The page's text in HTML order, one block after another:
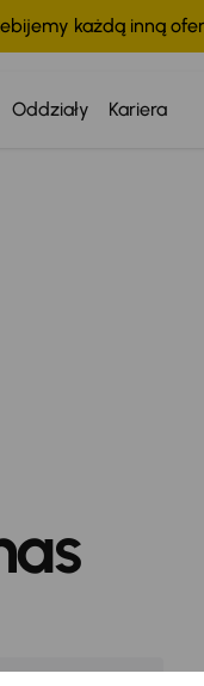
każdą inną
Oddziały Kariera